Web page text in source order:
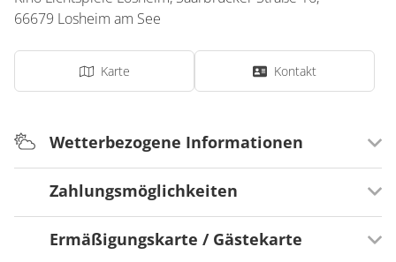
66679 Losheim am See
Karte Kontakt
Wetterbezogene Informationen
Wetterempfehlung
Wetterunabhängig
Zahlungsmöglichkeiten
Zahlungsmöglichkeiten
Ermäßigungskarte / Gästekarte